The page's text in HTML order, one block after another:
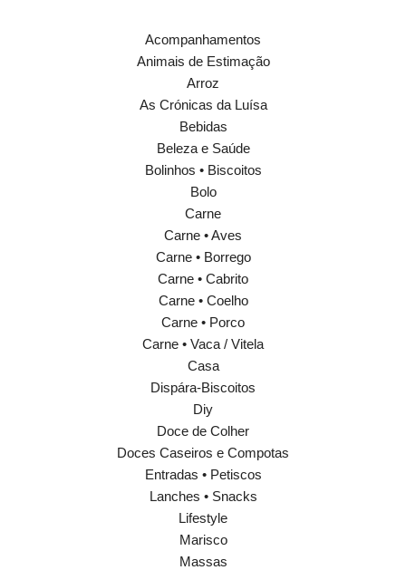
Acompanhamentos
Animais de Estimação
Arroz
As Crónicas da Luísa
Bebidas
Beleza e Saúde
Bolinhos • Biscoitos
Bolo
Carne
Carne • Aves
Carne • Borrego
Carne • Cabrito
Carne • Coelho
Carne • Porco
Carne • Vaca / Vitela
Casa
Dispára-Biscoitos
Diy
Doce de Colher
Doces Caseiros e Compotas
Entradas • Petiscos
Lanches • Snacks
Lifestyle
Marisco
Massas